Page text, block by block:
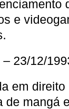
e
23/12/
em
de mangá